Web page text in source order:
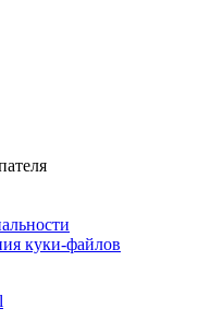
куки-файлов